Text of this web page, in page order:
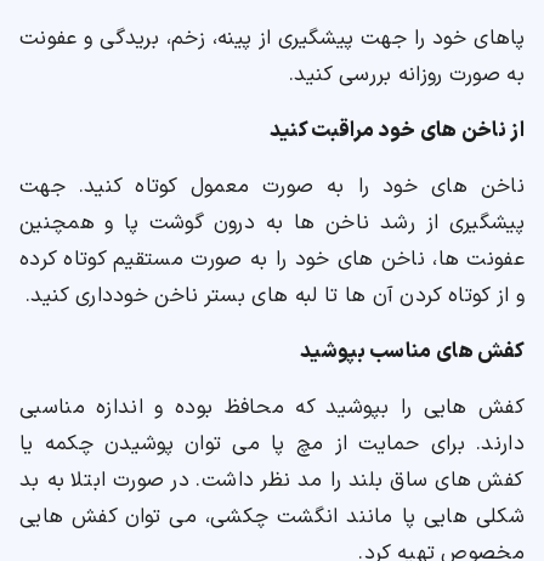
پاهای خود را جهت پیشگیری از پینه، زخم، بریدگی و عفونت
به صورت روزانه بررسی کنید.
از ناخن های خود مراقبت کنید
ناخن های خود را به صورت معمول کوتاه کنید. جهت
پیشگیری از رشد ناخن ها به درون گوشت پا و همچنین
عفونت ها، ناخن های خود را به صورت مستقیم کوتاه کرده
و از کوتاه کردن آن ها تا لبه های بستر ناخن خودداری کنید.
کفش های مناسب بپوشید
کفش هایی را بپوشید که محافظ بوده و اندازه مناسبی
دارند. برای حمایت از مچ پا می توان پوشیدن چکمه یا
کفش های ساق بلند را مد نظر داشت. در صورت ابتلا به بد
شکلی هایی پا مانند انگشت چکشی، می توان کفش هایی
مخصوص تهیه کرد.